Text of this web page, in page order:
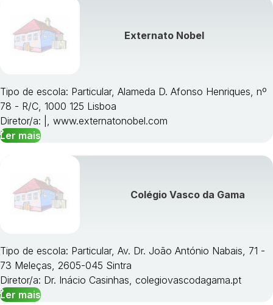
Externato Nobel
Tipo de escola: Particular, Alameda D. Afonso Henriques, nº
78 - R/C, 1000 125 Lisboa
Diretor/a: |, www.externatonobel.com
Ler mais
Colégio Vasco da Gama
Tipo de escola: Particular, Av. Dr. João António Nabais, 71 -
73 Meleças, 2605-045 Sintra
Diretor/a: Dr. Inácio Casinhas, colegiovascodagama.pt
Ler mais